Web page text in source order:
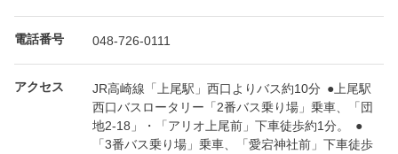
電話番号 048-726-0111
アクセス
JR高崎線「上尾駅」西口よりバス約10分 ●上尾駅
西口バスロータリー「2番バス乗り場」乗車、「団
地2-18」・「アリオ上尾前」下車徒歩約1分。 ●
「3番バス乗り場」乗車、「愛宕神社前」下車徒歩